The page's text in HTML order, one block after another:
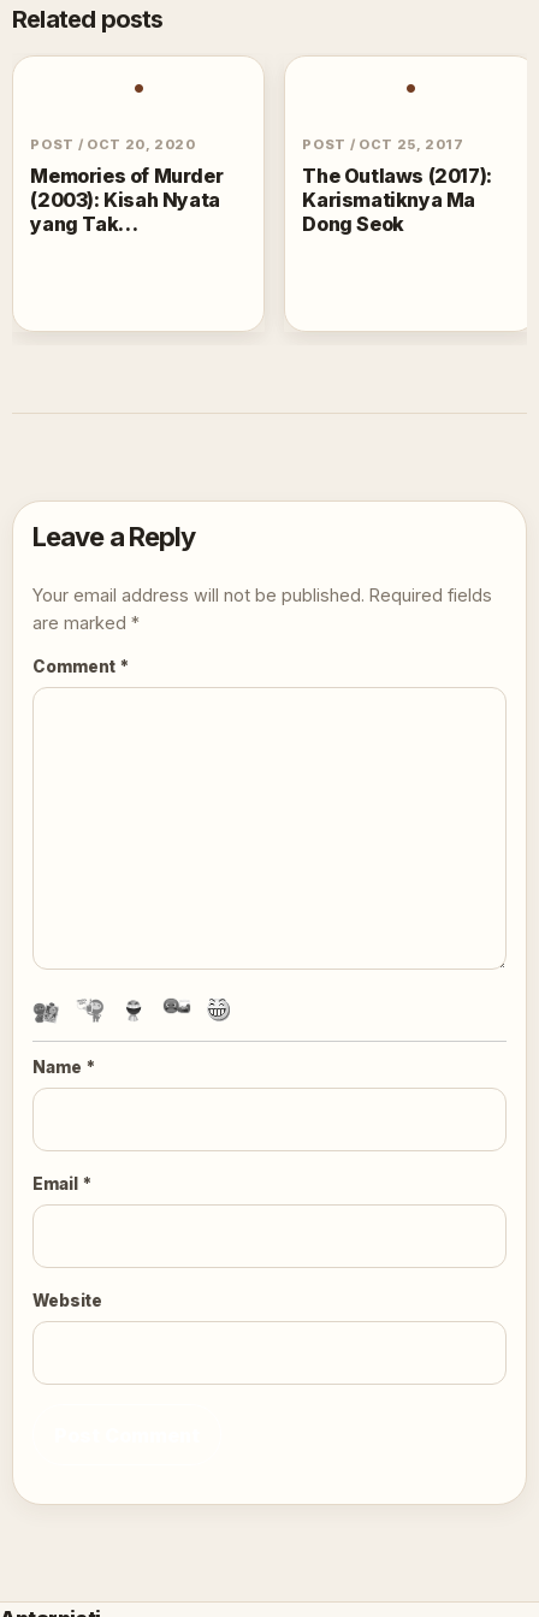
Related posts
•
POST / OCT 20, 2020
Memories of Murder
(2003): Kisah Nyata
yang Tak
•
POST / OCT 25, 2017
The Outlaws (2017):
Karismatiknya Ma
Dong Seok
Leave a Reply
Your email address will not be published. Required fields
are marked *
Comment *
Name *
Email *
Website